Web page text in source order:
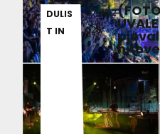
DULIS
T IN
07.08.2
026
hitove